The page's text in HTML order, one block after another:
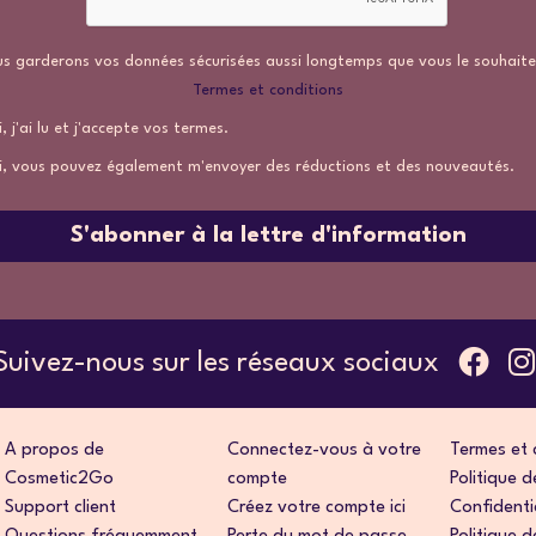
garderons vos données sécurisées aussi longtemps que vous le
Termes et conditions
j'ai lu et j'accepte vos termes.
vous pouvez également m'envoyer des réductions et des nouveautés.
S'abonner à la lettre d'information
nous sur les réseaux sociaux
A propos de
Cosmetic2Go
Support client
Connectez-vous à votre
compte
Créez votre compte ici
Termes
Politique